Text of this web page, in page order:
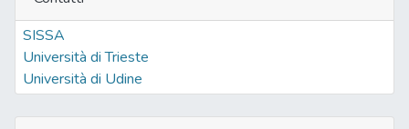
SISSA
Università di Trieste
Università di Udine